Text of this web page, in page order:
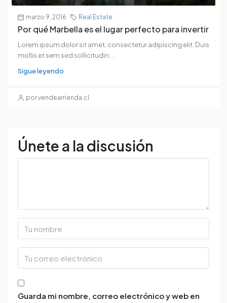
marzo 9, 2016 Real Estate
Por qué Marbella es el lugar perfecto para invertir
Lorem ipsum dolor sit amet, consectetur adipiscing elit. Duis
mollis et sem sed sollicitudin....
Sigue leyendo
por vendearrienda.cl
Únete a la discusión
Guarda mi nombre, correo electrónico y web en